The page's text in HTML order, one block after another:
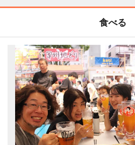
食べる